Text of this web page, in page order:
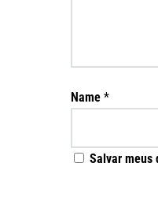
Name *
Salvar meus